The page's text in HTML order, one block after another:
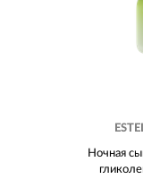
Ночная